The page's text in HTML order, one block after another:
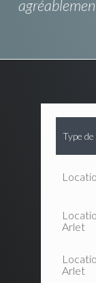
Type
Arlet
Arlet